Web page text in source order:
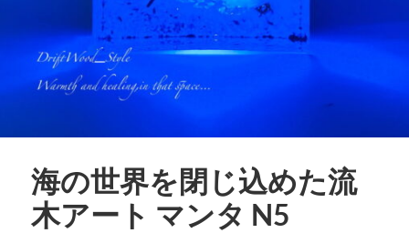
海の世界を閉じ込めた流
木アート マンタ N5